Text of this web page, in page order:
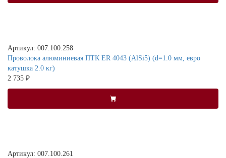
Артикул: 007.100.258
Проволока алюминиевая ПТК ER 4043 (AlSi5) (d=1.0 мм, евро
катушка 2.0 кг)
2 735 ₽
Артикул: 007.100.261